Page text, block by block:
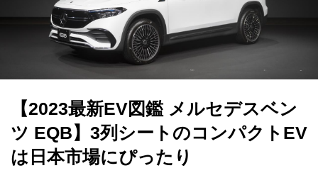
【2023最新EV図鑑 メルセデスベン
ツ EQB】3列シートのコンパクトEV
は日本市場にぴったり